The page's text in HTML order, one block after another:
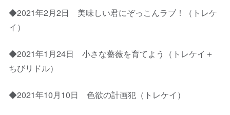
◆2021年2月2日 美味しい君にぞっこんラブ！（トレケ
イ）
◆2021年1月24日 小さな薔薇を育てよう（トレケイ＋
ちびリドル）
◆2021年10月10日 色欲の計画犯（トレケイ）